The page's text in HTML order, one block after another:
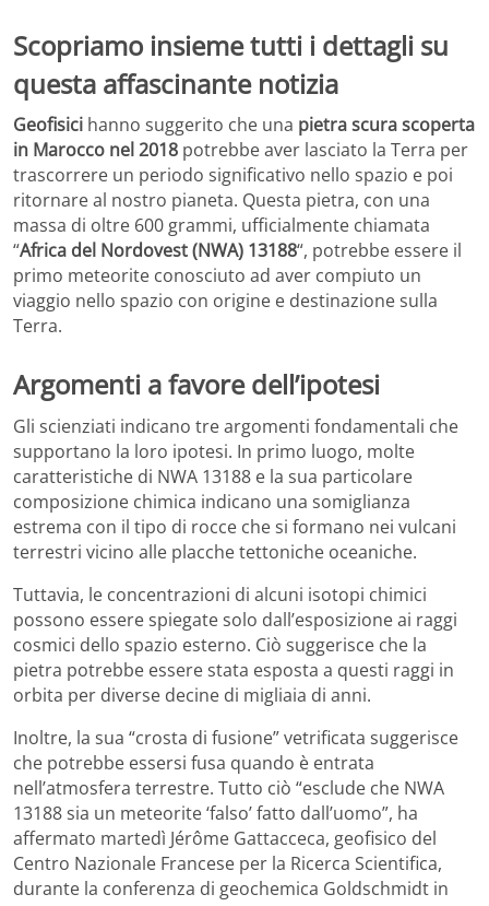
Scopriamo insieme tutti i dettagli su
questa affascinante notizia
Geofisici hanno suggerito che una pietra scura scoperta
in Marocco nel 2018 potrebbe aver lasciato la Terra per
trascorrere un periodo significativo nello spazio e poi
ritornare al nostro pianeta. Questa pietra, con una
massa di oltre 600 grammi, ufficialmente chiamata
“Africa del Nordovest (NWA) 13188“, potrebbe essere il
primo meteorite conosciuto ad aver compiuto un
viaggio nello spazio con origine e destinazione sulla
Terra.
Argomenti a favore dell’ipotesi
Gli scienziati indicano tre argomenti fondamentali che
supportano la loro ipotesi. In primo luogo, molte
caratteristiche di NWA 13188 e la sua particolare
composizione chimica indicano una somiglianza
estrema con il tipo di rocce che si formano nei vulcani
terrestri vicino alle placche tettoniche oceaniche.
Tuttavia, le concentrazioni di alcuni isotopi chimici
possono essere spiegate solo dall’esposizione ai raggi
cosmici dello spazio esterno. Ciò suggerisce che la
pietra potrebbe essere stata esposta a questi raggi in
orbita per diverse decine di migliaia di anni.
Inoltre, la sua “crosta di fusione” vetrificata suggerisce
che potrebbe essersi fusa quando è entrata
nell’atmosfera terrestre. Tutto ciò “esclude che NWA
13188 sia un meteorite ‘falso’ fatto dall’uomo”, ha
affermato martedì Jérôme Gattacceca, geofisico del
Centro Nazionale Francese per la Ricerca Scientifica,
durante la conferenza di geochemica Goldschmidt in